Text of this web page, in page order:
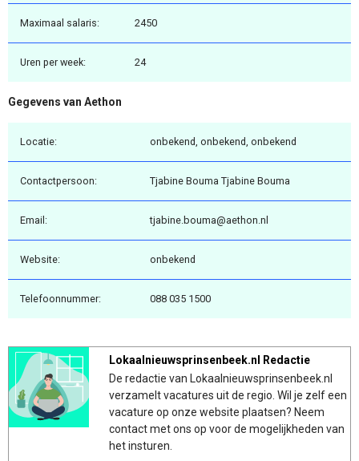
Maximaal salaris: 2450
Uren per week: 24
Gegevens van Aethon
Locatie: onbekend, onbekend, onbekend
Contactpersoon: Tjabine Bouma Tjabine Bouma
Email: tjabine.bouma@aethon.nl
Website: onbekend
Telefoonnummer: 088 035 1500
Lokaalnieuwsprinsenbeek.nl Redactie
De redactie van Lokaalnieuwsprinsenbeek.nl
verzamelt vacatures uit de regio. Wil je zelf een
vacature op onze website plaatsen? Neem
contact met ons op voor de mogelijkheden van
het insturen.